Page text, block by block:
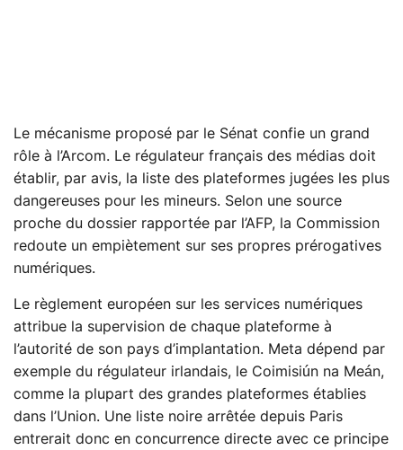
Le mécanisme proposé par le Sénat confie un grand
rôle à l’Arcom. Le régulateur français des médias doit
établir, par avis, la liste des plateformes jugées les plus
dangereuses pour les mineurs. Selon une source
proche du dossier rapportée par l’AFP, la Commission
redoute un empiètement sur ses propres prérogatives
numériques.
Le règlement européen sur les services numériques
attribue la supervision de chaque plateforme à
l’autorité de son pays d’implantation. Meta dépend par
exemple du régulateur irlandais, le Coimisiún na Meán,
comme la plupart des grandes plateformes établies
dans l’Union. Une liste noire arrêtée depuis Paris
entrerait donc en concurrence directe avec ce principe